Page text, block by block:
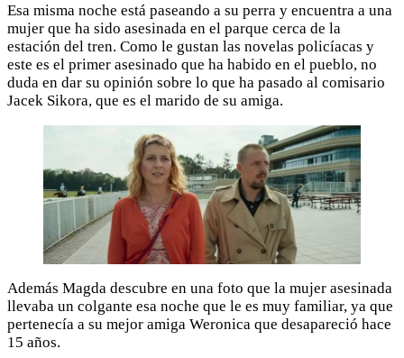
Esa misma noche está paseando a su perra y encuentra a una
mujer que ha sido asesinada en el parque cerca de la
estación del tren. Como le gustan las novelas policíacas y
este es el primer asesinado que ha habido en el pueblo, no
duda en dar su opinión sobre lo que ha pasado al comisario
Jacek Sikora, que es el marido de su amiga.
Además Magda descubre en una foto que la mujer asesinada
llevaba un colgante esa noche que le es muy familiar, ya que
pertenecía a su mejor amiga Weronica que desapareció hace
15 años.